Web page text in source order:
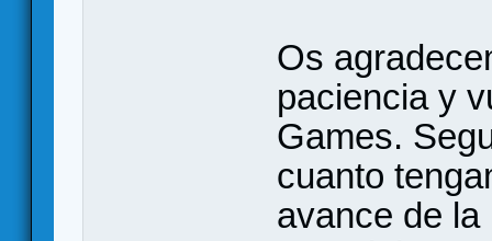
Os
paciencia y
Games.
cuanto
avance de